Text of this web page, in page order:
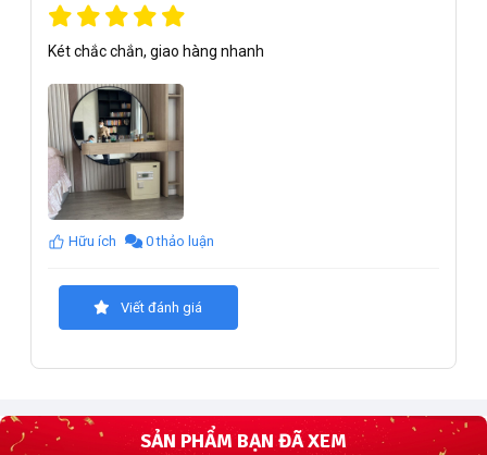
Két chắc chắn, giao hàng nhanh
Hữu ích 0 thảo luận
Viết đánh giá
SẢN PHẨM BẠN ĐÃ XEM